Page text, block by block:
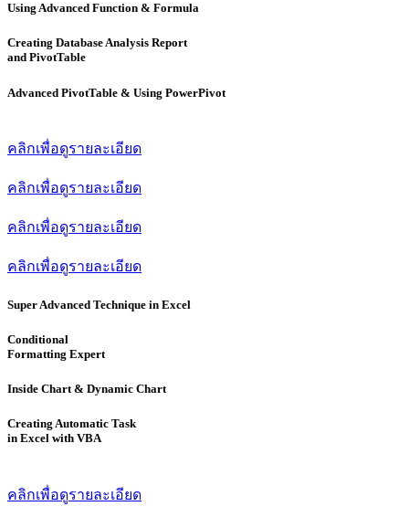
Using Advanced Function & Formula
Creating Database Analysis Report
and PivotTable
Advanced PivotTable & Using PowerPivot
คลิกเพื่อดูรายละเอียด
คลิกเพื่อดูรายละเอียด
คลิกเพื่อดูรายละเอียด
คลิกเพื่อดูรายละเอียด
Super Advanced Technique in Excel
Conditional
Formatting Expert
Inside Chart & Dynamic Chart
Creating Automatic Task
in Excel with VBA
คลิกเพื่อดูรายละเอียด